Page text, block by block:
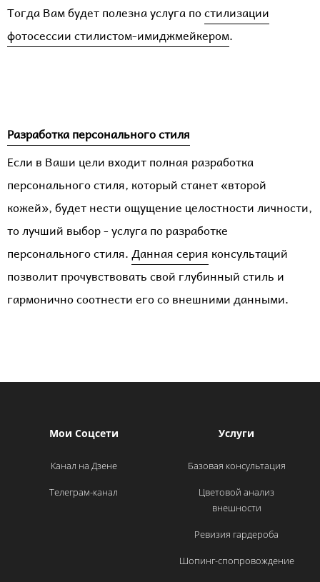
Тогда Вам будет полезна услуга постилизации
фотосессии стилистом-имиджмейкером.
Разработка персонального стиля
Если в Ваши цели входит полная разработка
персонального стиля, который станет «второй
кожей», будет нести ощущение целостности личности,
то лучший выбор - услуга по разработке
персонального стиля.Данная серияконсультаций
позволит прочувствовать свой глубинный стиль и
гармонично соотнести его со внешними данными.
Мои Соцсети
Канал на Дзене
Телеграм-канал
Услуги
Базовая консультация
Цветовой анализ
внешности
Ревизия гардероба
Шопинг-спопровождение